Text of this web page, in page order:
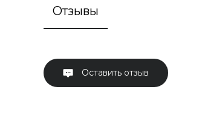
Отзывы
Оставить отзыв